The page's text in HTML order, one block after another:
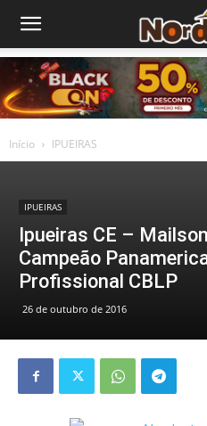
Início IPUEIRAS
IPUEIRAS
Ipueiras CE –
Campeão
Profissional CBLP
26 de outubro de 2016